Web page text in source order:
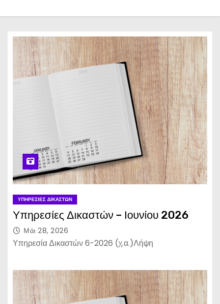
ΥΠΗΡΕΣΊΕΣ ΔΙΚΑΣΤΏΝ
Υπηρεσίες Δικαστών – Ιουνίου 2026
Μάι 28, 2026
Υπηρεσία Δικαστών 6-2026 (χ.α.)Λήψη